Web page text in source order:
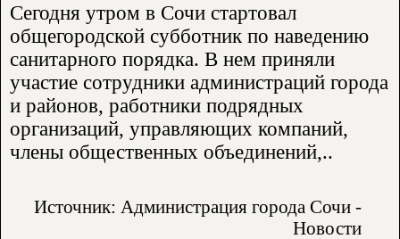
Сегодня утром в Сочи стартовал
общегородской субботник по наведению
санитарного порядка. В нем приняли
участие сотрудники администраций города
и районов, работники подрядных
организаций, управляющих компаний,
члены общественных объединений,..
Источник: Администрация города Сочи -
Новости